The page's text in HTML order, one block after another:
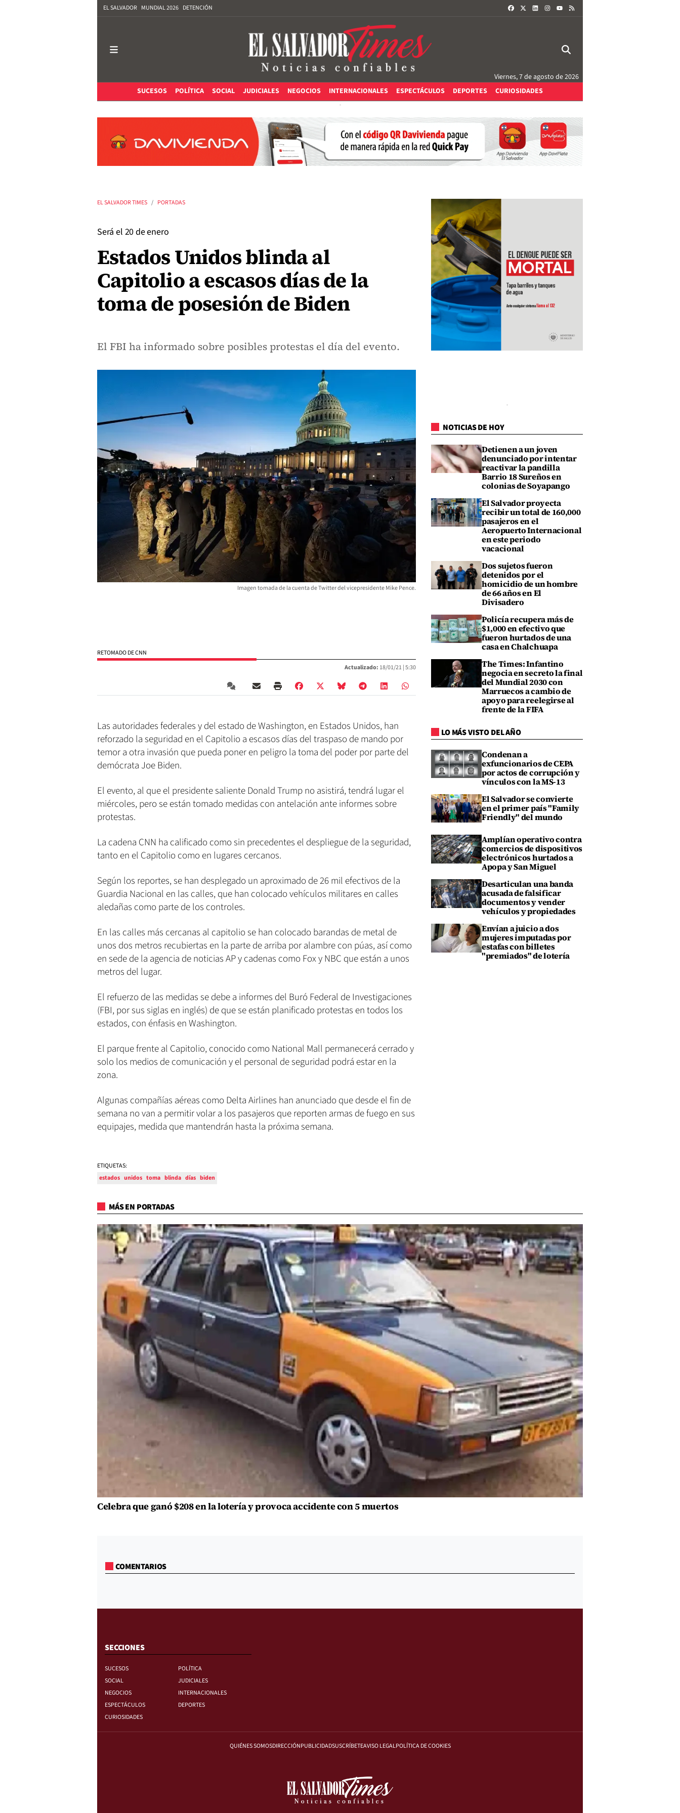
EL SALVADOR MUNDIAL 2026 DETENCIÓN FACEBOOKLINKEDININSTAGRAM
Viernes, 7 de agosto de 2026
SUCESOS
POLÍTICA SOCIAL JUDICIALES NEGOCIOS INTERNACIONALES ESPECTÁCULOS DEPORTES CURIOSIDADES
EL SALVADOR TIMES PORTADAS
Será el 20 de enero
Estados Unidos blinda al
Capitolio a escasos días de la
toma de posesión de Biden
El FBI ha informado sobre posibles protestas el día del evento.
Imagen tomada de la cuenta de Twitter del vicepresidente Mike Pence.
RETOMADO DE CNN
Actualizado: 18/01/21 |5:30
Las autoridades federales y del estado de Washington, en Estados Unidos, han
reforzado la seguridad en el Capitolio a escasos días del traspaso de mando por
temor a otra invasión que pueda poner en peligro la toma del poder por parte del
demócrata Joe Biden.
El evento, al que el presidente saliente Donald Trump no asistirá, tendrá lugar el
miércoles, pero se están tomado medidas con antelación ante informes sobre
protestas.
La cadena CNN ha calificado como sin precedentes el despliegue de la seguridad,
tanto en el Capitolio como en lugares cercanos.
Según los reportes, se han desplegado un aproximado de 26 mil efectivos de la
Guardia Nacional en las calles, que han colocado vehículos militares en calles
aledañas como parte de los controles.
En las calles más cercanas al capitolio se han colocado barandas de metal de
unos dos metros recubiertas en la parte de arriba por alambre con púas, así como
en sede de la agencia de noticias AP y cadenas como Fox y NBC que están a unos
metros del lugar.
El refuerzo de las medidas se debe a informes del Buró Federal de Investigaciones
(FBI, por sus siglas en inglés) de que se están planificado protestas en todos los
estados, con énfasis en Washington.
El parque frente al Capitolio, conocido como National Mall permanecerá cerrado y
solo los medios de comunicación y el personal de seguridad podrá estar en la
zona.
Algunas compañías aéreas como Delta Airlines han anunciado que desde el fin de
semana no van a permitir volar a los pasajeros que reporten armas de fuego en sus
equipajes, medida que mantendrán hasta la próxima semana.
ETIQUETAS:
estados unidos toma blinda días biden
NOTICIAS DE HOY
Detienen a un joven
denunciado por intentar
reactivar la pandilla
Barrio 18 Sureños en
colonias de Soyapango
El Salvador proyecta
recibir un total de 160,000
pasajeros en el
Aeropuerto Internacional
en este periodo
vacacional
Dos sujetos fueron
detenidos por el
homicidio de un hombre
de 66 años en El
Divisadero
Policía recupera más de
$1,000 en efectivo que
fueron hurtados de una
casa en Chalchuapa
The Times: Infantino
negocia en secreto la final
del Mundial 2030 con
Marruecos a cambio de
apoyo para reelegirse al
frente de la FIFA
LO MÁS VISTO DEL AÑO
Condenan a
exfuncionarios de CEPA
por actos de corrupción y
vínculos con la MS-13
El Salvador se convierte
en el primer país "Family
Friendly" del mundo
Amplían operativo contra
comercios de dispositivos
electrónicos hurtados a
Apopa y San Miguel
Desarticulan una banda
acusada de falsificar
documentos y vender
vehículos y propiedades
Envían a juicio a dos
mujeres imputadas por
estafas con billetes
"premiados" de lotería
MÁS EN PORTADAS
Celebra que ganó $208 en la lotería y provoca accidente con 5 muertos
COMENTARIOS
SECCIONES
SUCESOS
POLÍTICA
SOCIAL
JUDICIALES
NEGOCIOS
INTERNACIONALES
ESPECTÁCULOS
DEPORTES
CURIOSIDADES
QUIÉNES SOMOSDIRECCIÓNPUBLICIDADSUSCRÍBETEAVISO LEGALPOLÍTICA DE COOKIES